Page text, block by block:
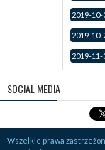
2019-10-
2019-10-
2019-11-
SOCIAL MEDIA
Wszelkie prawa